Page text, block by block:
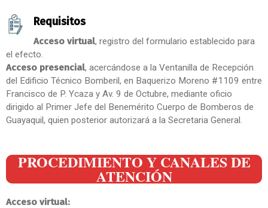
Requisitos
Acceso virtual, registro del formulario establecido para
el efecto.
Acceso presencial, acercándose a la Ventanilla de Recepción
del Edificio Técnico Bomberil, en Baquerizo Moreno #1109 entre
Francisco de P. Ycaza y Av. 9 de Octubre, mediante oficio
dirigido al Primer Jefe del Benemérito Cuerpo de Bomberos de
Guayaquil, quien posterior autorizará a la Secretaria General.
PROCEDIMIENTO Y CANALES DE
ATENCIÓN
Acceso virtual: